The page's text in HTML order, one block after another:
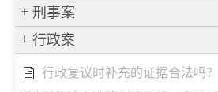
刑事案
行政案
行政复议时补充的证据合法吗？